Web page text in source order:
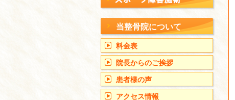
当整骨院について
料金表
院長からのご挨拶
患者様の声
アクセス情報